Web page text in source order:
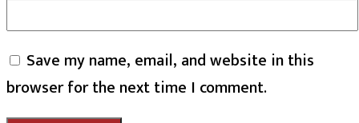
Save my name, email, and website in this
browser for the next time I comment.